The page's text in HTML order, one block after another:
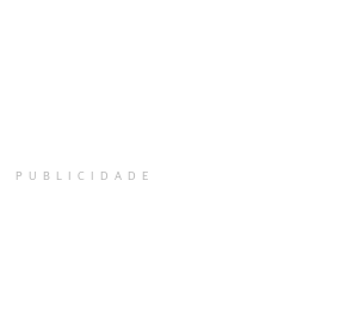
PUBLICIDADE